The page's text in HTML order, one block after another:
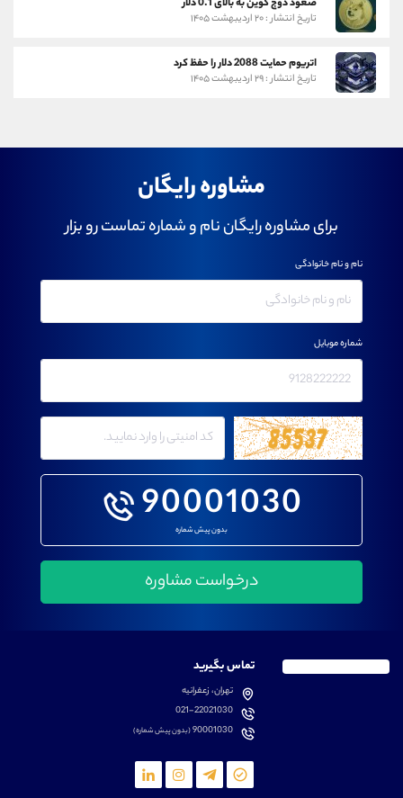
تاریخ انتشار : ۲۰ اردیبهشت ۱۴۰۵
اتریوم حمایت 2088 دلار را حفظ کرد
تاریخ انتشار : ۲۹ اردیبهشت ۱۴۰۵
مشاوره رایگان
برای مشاوره رایگان نام و شماره تماست رو بزار
90001030
بدون پیش شماره
نام و نام خانوادگی
شماره موبایل
تماس بگیرید
تهران، زعفرانیه
021-22021030
90001030(بدون پیش شماره)